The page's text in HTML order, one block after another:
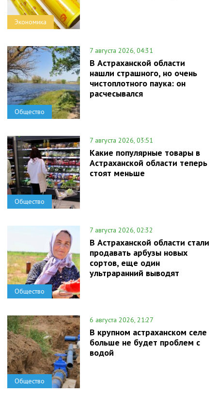
Экономика
Общество
7 августа 2026, 04:31
В Астраханской области
нашли страшного, но очень
чистоплотного паука: он
расчесывался
Общество
7 августа 2026, 03:51
Какие популярные товары в
Астраханской области теперь
стоят меньше
Общество
7 августа 2026, 02:32
В Астраханской области стали
продавать арбузы новых
сортов, еще один
ультраранний выводят
Общество
6 августа 2026, 21:27
В крупном астраханском селе
больше не будет проблем с
водой